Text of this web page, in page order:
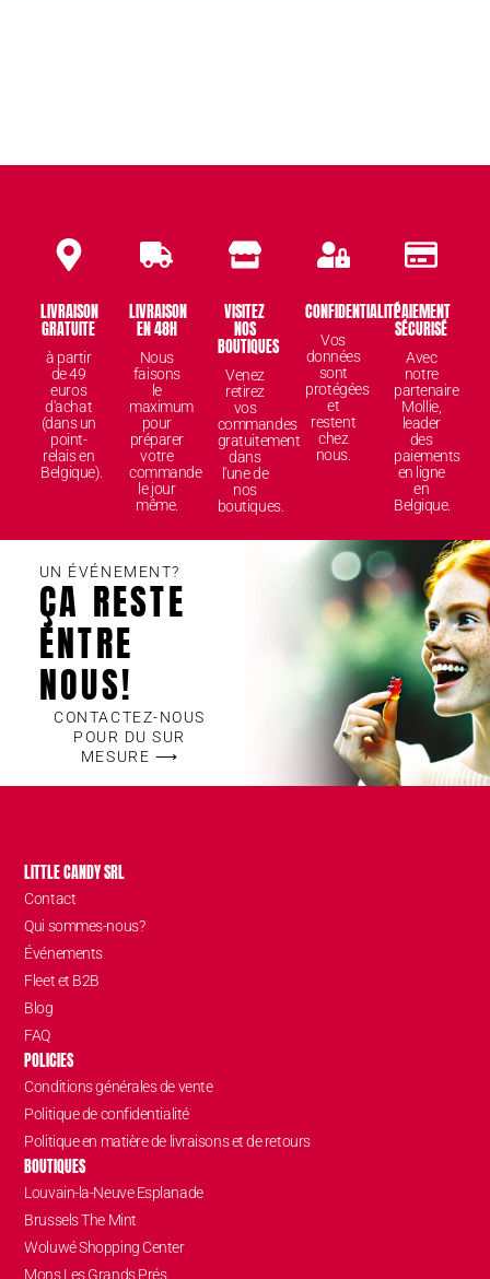
LIVRAISON
GRATUITE
à partir
de 49
euros
d'achat
(dans un
point-
relais en
Belgique).
LIVRAISON
EN 48H
Nous
faisons
le
maximum
pour
préparer
votre
commande
le jour
même.
VISITEZ
NOS
BOUTIQUES
Venez
retirez
vos
commandes
gratuitement
dans
l'une de
nos
boutiques.
CONFIDENTIALITÉ
Vos
données
sont
protégées
et
restent
chez
nous.
PAIEMENT
SÉCURISÉ
Avec
notre
partenaire
Mollie,
leader
des
paiements
en ligne
en
Belgique.
UN ÉVÉNEMENT?
ÇA RESTE
ENTRE
NOUS!
CONTACTEZ-NOUS
POUR DU SUR
MESURE ⟶
LITTLE CANDY SRL
Contact
Qui sommes-nous?
Événements
Fleet et B2B
Blog
FAQ
POLICIES
Conditions générales de vente
Politique de confidentialité
Politique en matière de livraisons et de retours
BOUTIQUES
Louvain-la-Neuve Esplanade
Brussels The Mint
Woluwé Shopping Center
Mons Les Grands Prés